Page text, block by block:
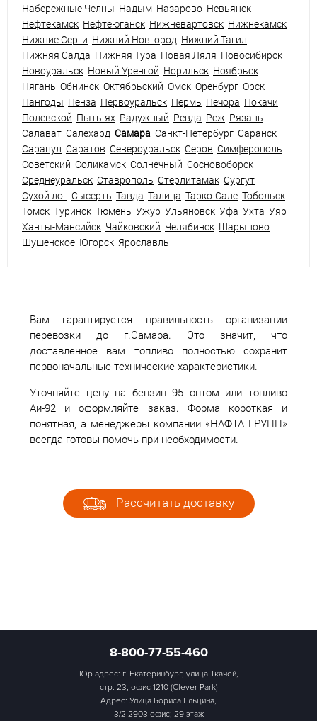
Набережные Челны Надым Назарово Невьянск
Нефтекамск Нефтеюганск Нижневартовск Нижнекамск
Нижние Серги Нижний Новгород Нижний Тагил
Нижняя Салда Нижняя Тура Новая Ляля Новосибирск
Новоуральск Новый Уренгой Норильск Ноябрьск
Нягань Обнинск Октябрьский Омск Оренбург Орск
Пангоды Пенза Первоуральск Пермь Печора Покачи
Полевской Пыть-ях Радужный Ревда Реж Рязань
Салават Салехард Самара Санкт-Петербург Саранск
Сарапул Саратов Североуральск Серов Симферополь
Советский Соликамск Солнечный Сосновоборск
Среднеуральск Ставрополь Стерлитамак Сургут
Сухой лог Сысерть Тавда Талица Тарко-Сале Тобольск
Томск Туринск Тюмень Ужур Ульяновск Уфа Ухта Уяр
Ханты-Мансийск Чайковский Челябинск Шарыпово
Шушенское Югорск Ярославль
Вам гарантируется правильность организации
перевозки до г.Самара. Это значит, что
доставленное вам топливо полностью сохранит
первоначальные технические характеристики.
Уточняйте цену на бензин 95 оптом или топливо
Аи-92 и оформляйте заказ. Форма короткая и
понятная, а менеджеры компании «НАФТА ГРУПП»
всегда готовы помочь при необходимости.
Рассчитать доставку
8-800-77-55-460
Юр.адрес: г. Екатеринбург, улица Ткачей,
стр. 23, офис 1210 (Clever Park)
Адрес: Улица Бориса Ельцина,
3/2 2903 офис; 29 этаж